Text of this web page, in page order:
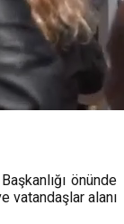
önünde
vatandaşlar alanı